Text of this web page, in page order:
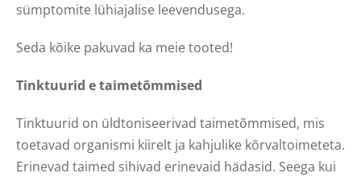
sümptomite lühiajalise leevendusega.
Seda kõike pakuvad ka meie tooted!
Tinktuurid e taimetõmmised
Tinktuurid on üldtoniseerivad taimetõmmised, mis
toetavad organismi kiirelt ja kahjulike kõrvaltoimeteta.
Erinevad taimed sihivad erinevaid hädasid. Seega kui